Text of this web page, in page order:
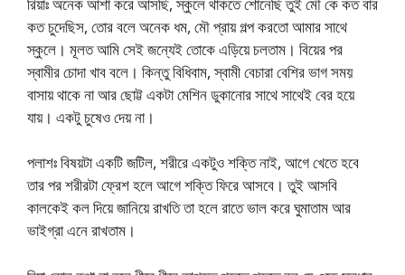
কত চুদেছিস, তোর বলে অনেক ধম, মৌ প্রায় গল্প করতো আমার সাথে
স্কুলে। মূলত আমি সেই জন্যেই তোকে এড়িয়ে চলতাম। বিয়ের পর
স্বামীর চোদা খাব বলে। কিন্তু বিধিবাম, স্বামী বেচারা বেশির ভাগ সময়
বাসায় থাকে না আর ছোট্ট একটা মেশিন ডুকানোর সাথে সাথেই বের হয়ে
যায়। একটু চুষেও দেয় না।
পলাশঃ বিষয়টা একটি জটিল, শরীরে একটুও শক্তি নাই, আগে খেতে হবে
তার পর শরীরটা ফ্রেশ হলে আগে শক্তি ফিরে আসবে। তুই আসবি
কালকেই কল দিয়ে জানিয়ে রাখতি তা হলে রাতে ভাল করে ঘুমাতাম আর
ভাইগ্রা এনে রাখতাম।